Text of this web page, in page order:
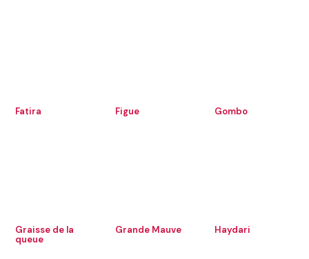
Fatira Figue Gombo
Graisse de la
queue
Grande Mauve Haydari